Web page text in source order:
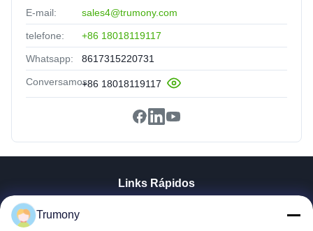
E-mail: sales4@trumony.com
telefone: +86 18018119117
Whatsapp: 8617315220731
Conversamos:+86 18018119117
Links Rápidos
Trumony